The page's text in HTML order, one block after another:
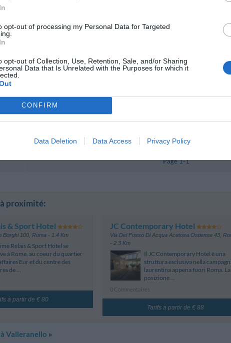
opt-out of processing my Personal Data for Targeted
opt-out of Collection, Use, Retention, Sale, and/or Sharing
Data that Is Unrelated with the Purposes for which it
CONFIRM
Data Deletion Data Access Privacy Policy
Souhaiteriez-vous revenir dans cet hôtel?
Page 1-1
proximité:
& Sport Hotel
Borghi 100 Roma - 1.4 Km
Relais & Sport Hotel se
à Rome, au coeur du quartier
Eur et du centre des
de ...
à partir de € 80
JC Contemporary Hotel
Via Del Fosso Di Acqua Acetosa Ostiense 43
- 2.3 Km
Il JC Contemporary Hotel è una
struttura esclusiva nella
laurentina appena fuori Roma. La
posizione ...
0 Commentaires
Tarifs à partir de € 88
Valleranello »